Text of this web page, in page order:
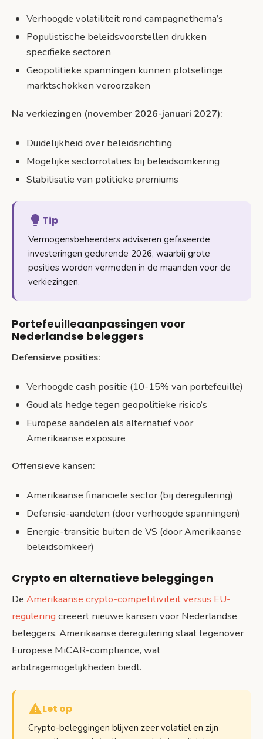
Verhoogde volatiliteit rond campagnethema’s
Populistische beleidsvoorstellen drukken
specifieke sectoren
Geopolitieke spanningen kunnen plotselinge
marktschokken veroorzaken
Na verkiezingen (november 2026-januari 2027):
Duidelijkheid over beleidsrichting
Mogelijke sectorrotaties bij beleidsomkering
Stabilisatie van politieke premiums
Tip
Vermogensbeheerders adviseren gefaseerde
investeringen gedurende 2026, waarbij grote
posities worden vermeden in de maanden voor de
verkiezingen.
Portefeuilleaanpassingen voor
Nederlandse beleggers
Defensieve posities:
Verhoogde cash positie (10-15% van portefeuille)
Goud als hedge tegen geopolitieke risico’s
Europese aandelen als alternatief voor
Amerikaanse exposure
Offensieve kansen:
Amerikaanse financiële sector (bij deregulering)
Defensie-aandelen (door verhoogde spanningen)
Energie-transitie buiten de VS (door Amerikaanse
beleidsomkeer)
Crypto en alternatieve beleggingen
De Amerikaanse crypto-competitiviteit versus EU-
regulering creëert nieuwe kansen voor Nederlandse
beleggers. Amerikaanse deregulering staat tegenover
Europese MiCAR-compliance, wat
arbitragemogelijkheden biedt.
Let op
Crypto-beleggingen blijven zeer volatiel en zijn